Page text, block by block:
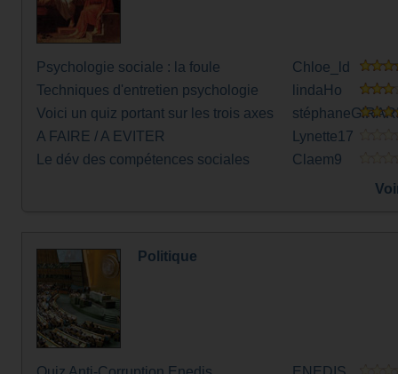
Psychologie sociale : la foule
Chloe_ld
Techniques d'entretien psychologie
licence 3 toulouse
lindaHo
Voici un quiz portant sur les trois axes
de parentalité de Didier Houzel
A FAIRE / A EVITER
Lynette17
Le dév des compétences sociales
Claem9
Politique